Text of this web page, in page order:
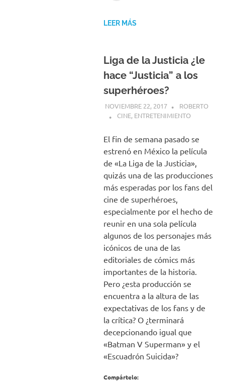
LEER MÁS
Liga de la Justicia ¿le
hace “Justicia” a los
superhéroes?
NOVIEMBRE 22, 2017
ROBERTO
CINE, ENTRETENIMIENTO
El fin de semana pasado se
estrenó en México la película
de «La Liga de la Justicia»,
quizás una de las producciones
más esperadas por los fans del
cine de superhéroes,
especialmente por el hecho de
reunir en una sola película
algunos de los personajes más
icónicos de una de las
editoriales de cómics más
importantes de la historia.
Pero ¿esta producción se
encuentra a la altura de las
expectativas de los fans y de
la crítica? O ¿terminará
decepcionando igual que
«Batman V Superman» y el
«Escuadrón Suicida»?
Compártelo: